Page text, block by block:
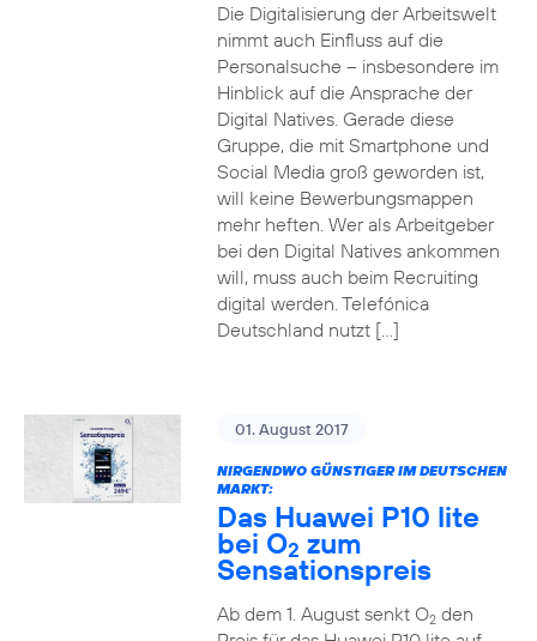
Die Digitalisierung der Arbeitswelt
nimmt auch Einfluss auf die
Personalsuche – insbesondere im
Hinblick auf die Ansprache der
Digital Natives. Gerade diese
Gruppe, die mit Smartphone und
Social Media groß geworden ist,
will keine Bewerbungsmappen
mehr heften. Wer als Arbeitgeber
bei den Digital Natives ankommen
will, muss auch beim Recruiting
digital werden. Telefónica
Deutschland nutzt […]
01. August 2017
NIRGENDWO GÜNSTIGER IM DEUTSCHEN
MARKT:
Das Huawei P10 lite
bei O2 zum
Sensationspreis
Ab dem 1. August senkt O2den